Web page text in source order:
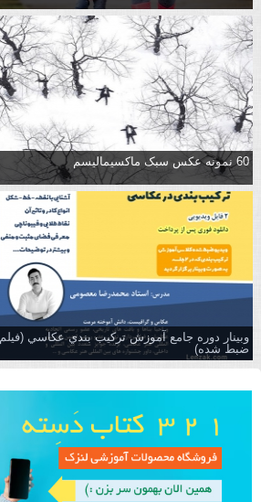
60 نمونه عکس سبک ماکسیمالیسم
وبینار دوره جامع آموزش تركيب بندي عكاسي (فیلم
ضبط شده)